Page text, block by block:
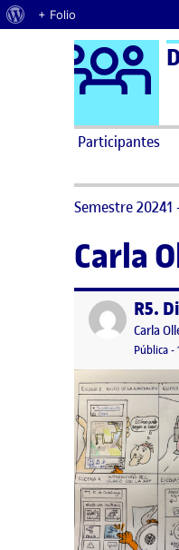
Acerca de WordPress
+ Folio
Saltar al contenido
Participantes
Semestre 20241
Carla
Publicado por
Carla
Pública-